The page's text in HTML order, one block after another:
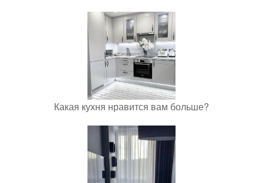
Какая кухня нравится вам больше?